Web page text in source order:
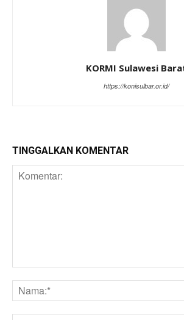
KORMI Sulawesi
https://konisulbar.or.id/
TINGGALKAN KOMENTAR